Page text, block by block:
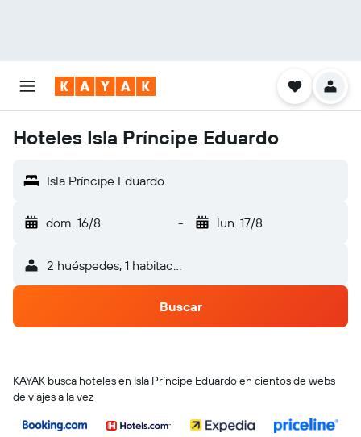
Hoteles Isla Príncipe Eduardo
Isla Príncipe Eduardo
dom. 16/8 - lun. 17/8
2 huéspedes, 1 habitación
Buscar
KAYAK busca hoteles en Isla Príncipe Eduardo en cientos de webs
de viajes a la vez